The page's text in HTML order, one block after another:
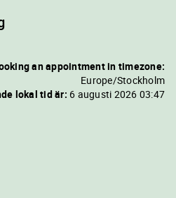
an appointment in timezone:
Europe/Stockholm
lokal tid är: 6 augusti 2026 03:47